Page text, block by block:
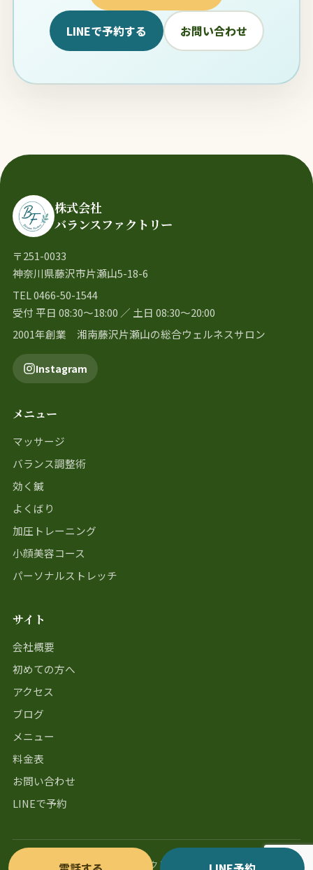
LINEで予約する お問い合わせ
株式会社
バランスファクトリー
〒251-0033
神奈川県藤沢市片瀬山5-18-6
TEL 0466-50-1544
受付 平日 08:30〜18:00 ／ 土日 08:30〜20:00
2001年創業 湘南藤沢片瀬山の総合ウェルネスサロン
Instagram
メニュー
マッサージ
バランス調整術
効く鍼
よくばり
加圧トレーニング
小顔美容コース
パーソナルストレッチ
サイト
会社概要
初めての方へ
アクセス
ブログ
メニュー
料金表
お問い合わせ
LINEで予約
Copyright © バランスファクトリー All Rights Reserved.